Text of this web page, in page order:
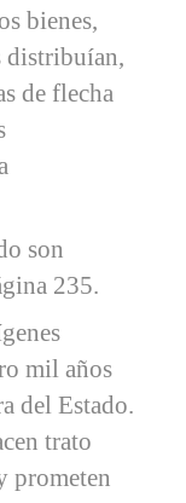
bienes,
distribuían,
de flecha
son
235.
mil años
del Estado.
trato
prometen